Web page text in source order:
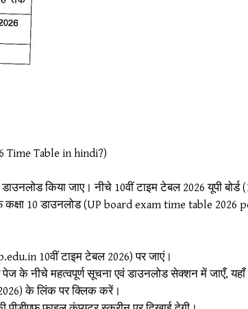
Time Table in hindi?)
किया जाए। नीचे 10वीं टाइम टेबल 2026 यूपी
कक्षा 10 डाउनलोड (UP board exam time table
10वीं टाइम टेबल 2026) पर जाएं।
के नीचे महत्वपूर्ण सूचना एवं डाउनलोड सेक्शन में जाएँ, यहाँ
2026) के लिंक पर क्लिक करें।